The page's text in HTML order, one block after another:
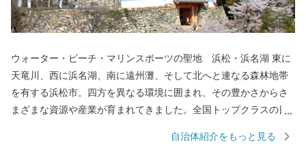
ウォーター・ビーチ・マリンスポーツの聖地 浜松・浜名湖 東に
天竜川、西に浜名湖、南に遠州灘、そして北へと連なる森林地帯
を有する浜松市。四方を異なる環境に囲まれ、その豊かさからさ
まざまな資源や産業が育まれてきました。全国トップクラスの日
ほか、楽器やオートバイ、繊維、食品など、ものづくりの街は生
自治体紹介をもっと見る